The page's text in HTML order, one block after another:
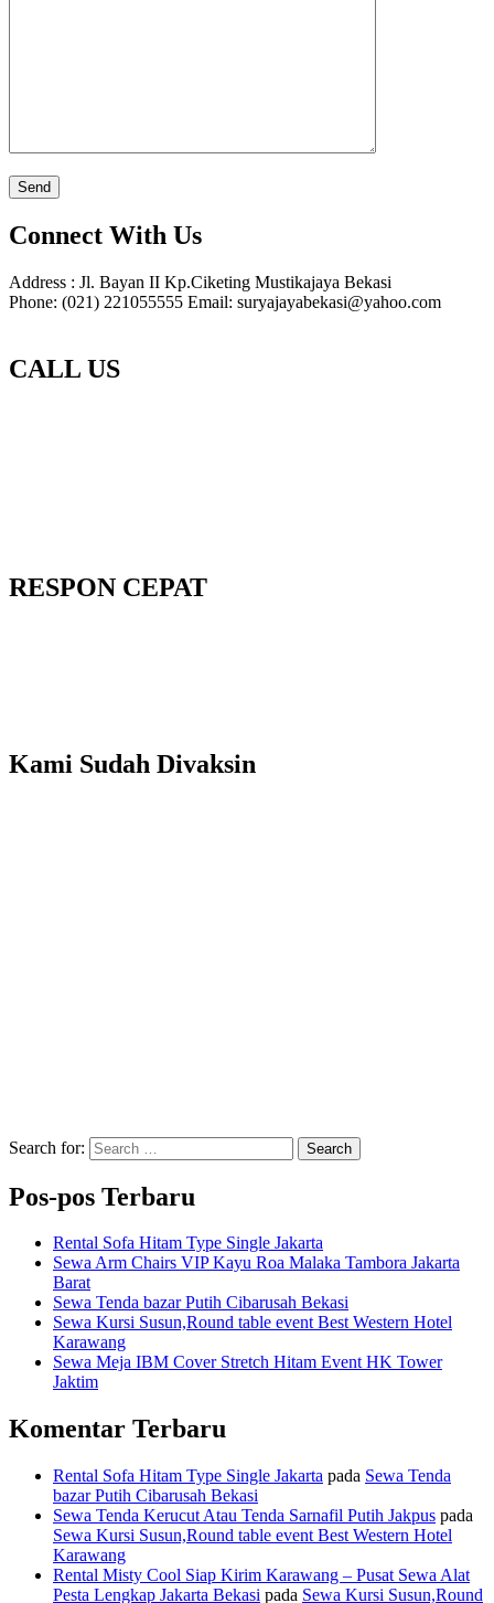
Connect With Us
Address : Jl. Bayan II Kp.Ciketing Mustikajaya Bekasi
Phone: (021) 221055555 Email: suryajayabekasi@yahoo.com
CALL US
RESPON CEPAT
Kami Sudah Divaksin
Search for: Search
Pos-pos Terbaru
Rental Sofa Hitam Type Single Jakarta
Sewa Arm Chairs VIP Kayu Roa Malaka Tambora Jakarta
Barat
Sewa Tenda bazar Putih Cibarusah Bekasi
Sewa Kursi Susun,Round table event Best Western Hotel
Karawang
Sewa Meja IBM Cover Stretch Hitam Event HK Tower
Jaktim
Komentar Terbaru
Rental Sofa Hitam Type Single Jakarta pada Sewa Tenda
bazar Putih Cibarusah Bekasi
Sewa Tenda Kerucut Atau Tenda Sarnafil Putih Jakpus pada
Sewa Kursi Susun,Round table event Best Western Hotel
Karawang
Rental Misty Cool Siap Kirim Karawang – Pusat Sewa Alat
Pesta Lengkap Jakarta Bekasi pada Sewa Kursi Susun,Round